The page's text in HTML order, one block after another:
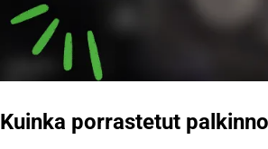
Kuinka porrastetut